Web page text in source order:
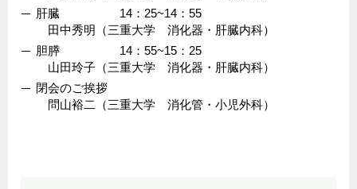
肝臓 14：25~14：55
田中秀明（三重大学 消化器・肝臓内科）
胆膵 14：55~15：25
山田玲子（三重大学 消化器・肝臓内科）
閉会のご挨拶
問山裕二（三重大学 消化管・小児外科）